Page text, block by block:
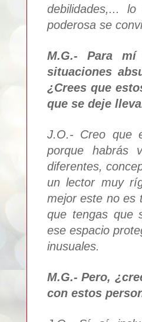
debilidades,...
poderosa se
M.G.-Para mí
situaciones
¿Crees que
que se deje
J.O.- Creo que
porque habrás
diferentes,
un lector muy
mejor este no es
que tengas que
ese espacio
inusuales.
M.G.- Pero,
con estos